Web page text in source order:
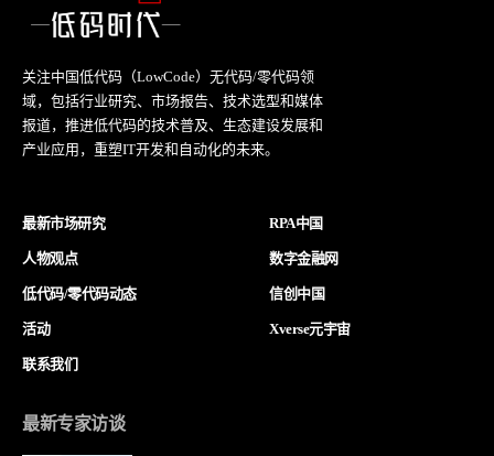
关注中国低代码（LowCode）无代码/零代码领
域，包括行业研究、市场报告、技术选型和媒体
报道，推进低代码的技术普及、生态建设发展和
产业应用，重塑IT开发和自动化的未来。
最新市场研究
人物观点
低代码/零代码动态
活动
联系我们
RPA中国
数字金融网
信创中国
Xverse元宇宙
最新专家访谈